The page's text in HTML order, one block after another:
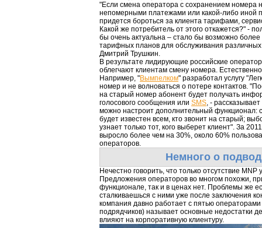
"Если смена оператора с сохранением номера
непомерными платежами или какой-либо иной
придется бороться за клиента тарифами,
Какой же потребитель от этого откажется?" -
бы очень актуальна – стало бы возможно
тарифных планов для обслуживания различных
Дмитрий Трушкин.
В результате лидирующие российские
облегчают клиентам смену номера.
Например, "Вымпелком" разработал услугу
номер и не волноваться о потере контактов.
на старый номер абонент будет получать
голосового сообщения или SMS, - рассказывает
можно настроит дополнительный
будет известен всем, кто звонит на старый;
узнает только тот, кого выберет клиент". За
выросло более чем на 30%, около 60%
операторов.
Немного о
Нечестно говорить, что только отсутствие
Предложения операторов во многом похожи,
функционале, так и в ценах нет. Проблемы же
сталкиваешься с ними уже после заключения
компания давно работает с пятью
подрядчиков) называет основные недостатки
влияют на корпоративную клиентуру.